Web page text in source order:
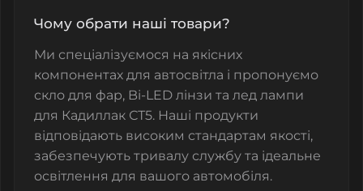
Чому обрати наші товари?
Ми спеціалізуємося на якісних
компонентах для автосвітла і пропонуємо
скло для фар, Bi-LED лінзи та лед лампи
для Кадиллак СТ5. Наші продукти
відповідають високим стандартам якості,
забезпечують тривалу службу та ідеальне
освітлення для вашого автомобіля.